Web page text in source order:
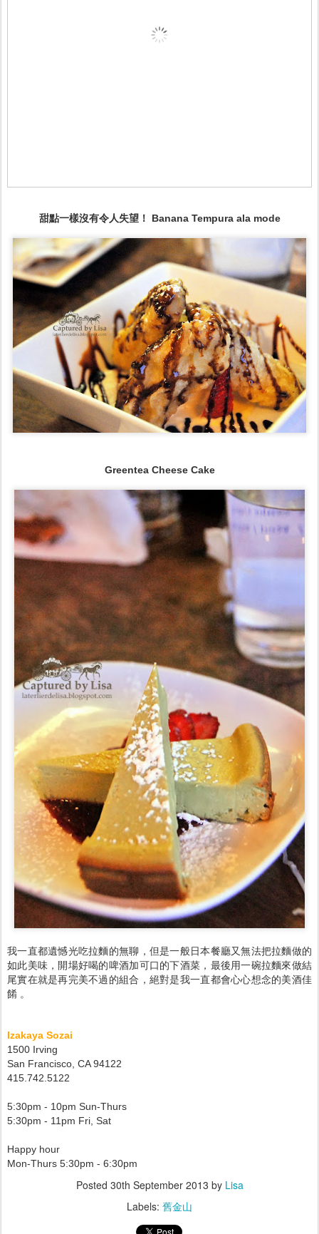
甜點一樣沒有令人失望！ Banana Tempura ala mode
Greentea Cheese Cake
我一直都遺憾光吃拉麵的無聊，但是一般日本餐廳又無法把拉麵做的
如此美味，開場好喝的啤酒加可口的下酒菜，最後用一碗拉麵來做結
尾實在就是再完美不過的組合，絕對是我一直都會心心想念的美酒佳
餚 。
Izakaya Sozai
1500 Irving
San Francisco, CA 94122
415.742.5122
5:30pm - 10pm Sun-Thurs
5:30pm - 11pm Fri, Sat
Happy hour
Mon-Thurs 5:30pm - 6:30pm
Posted 30th September 2013 by Lisa
Labels: 舊金山